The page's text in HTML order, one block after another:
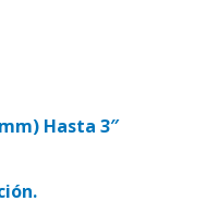
Hasta 3″